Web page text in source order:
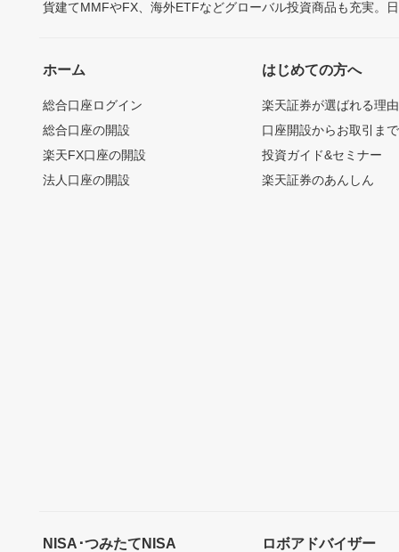
貨建てMMFやFX、海外ETFなどグローバル投資商品も充実。
ホーム
総合口座ログイン
総合口座の開設
楽天FX口座の開設
法人口座の開設
はじめての方へ
楽天証券が選ばれる理由
口座開設からお取引ま
投資ガイド&セミナー
楽天証券のあんしん
NISA･つみたてNISA ロボアドバイザー